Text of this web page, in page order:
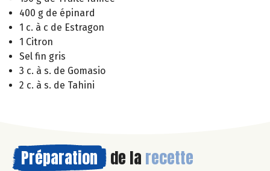
400 g de épinard
1 c. à c de Estragon
1 Citron
Sel fin gris
3 c. à s. de Gomasio
2 c. à s. de Tahini
Préparation de la recette